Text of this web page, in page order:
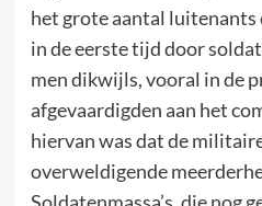
het grote aantal luitenants
in de eerste tijd door
men dikwijls, vooral in de
afgevaardigden aan het
hiervan was dat de
overweldigende